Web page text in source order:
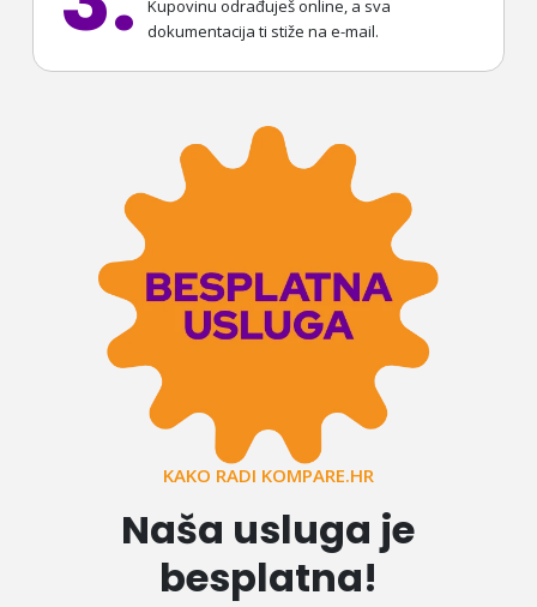
Kupovinu odrađuješ online, a sva
dokumentacija ti stiže na e-mail.
KAKO RADI KOMPARE.HR
Naša usluga je
besplatna!